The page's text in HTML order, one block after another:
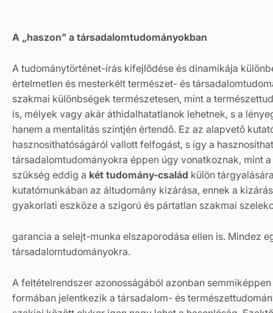
A „haszon” a társadalomtudományokban
A tudománytörténet-írás kifejlődése és dinamikája
értelmetlen és mesterkélt természet- és
szakmai különbségek természetesen, mint a
is, mélyek vagy akár áthidalhatatlanok lehetnek, s a
hanem a mentalitás szintjén értendő. Ez az alapvető
hasznosíthatóságáról vallott felfogást, s így a
társadalomtudományokra éppen úgy vonatkoznak, mint
szükség eddig a két tudomány-család külön
kutatómunkában az áltudomány kizárása, ennek a
gyakorlati eszköze a szigorú és pártatlan szakmai
garancia a selejt-munka elszaporodása ellen is. Mindez
társadalomtudományokra.
A feltételrendszer azonosságából azonban
formában jelentkezik a társadalom- és